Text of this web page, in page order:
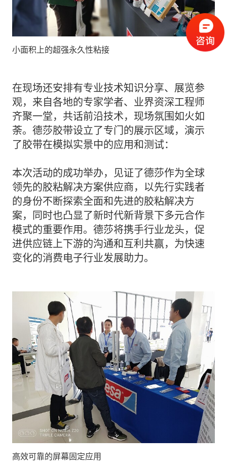
小面积上的超强永久性粘接
在现场还安排有专业技术知识分享、展览参
观，来自各地的专家学者、业界资深工程师
齐聚一堂，共话前沿技术，现场氛围如火如
荼。德莎胶带设立了专门的展示区域，演示
了胶带在模拟实景中的应用和测试：
本次活动的成功举办，见证了德莎作为全球
领先的胶粘解决方案供应商，以先行实践者
的身份不断探索全面和先进的胶粘解决方
案，同时也凸显了新时代新背景下多元合作
模式的重要作用。德莎将携手行业龙头，促
进供应链上下游的沟通和互利共赢，为快速
变化的消费电子行业发展助力。
高效可靠的屏幕固定应用